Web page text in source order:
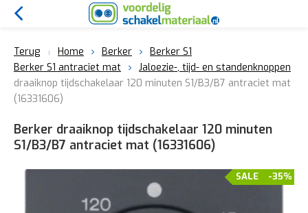
Terug Home Berker
Berker S1
Berker S1 antraciet mat
Jaloezie-, tijd- en standenknoppen
draaiknop tijdschakelaar 120 minuten S1/B3/B7 antraciet mat
(16331606)
Berker draaiknop tijdschakelaar 120 minuten
S1/B3/B7 antraciet mat (16331606)
-35%
SALE